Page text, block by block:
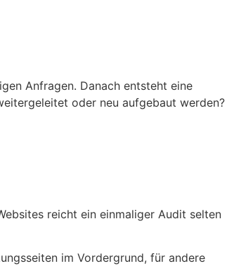
Anfragen. Danach entsteht eine
oder neu aufgebaut werden?
reicht ein einmaliger Audit selten
im Vordergrund, für andere